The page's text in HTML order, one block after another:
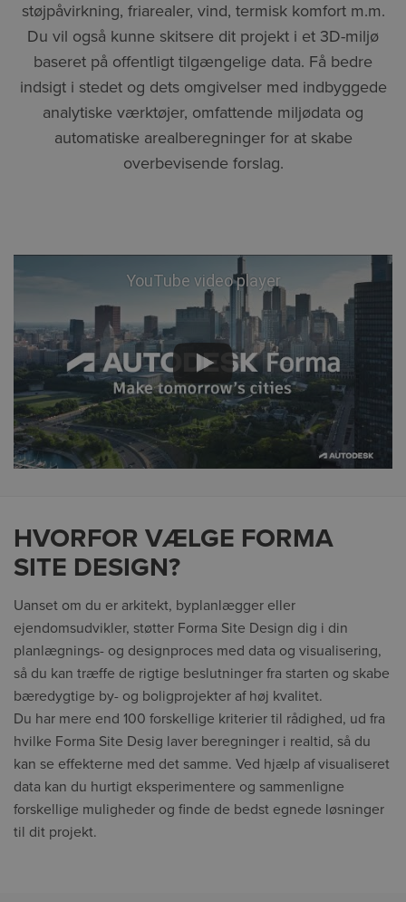
støjpåvirkning, friarealer, vind, termisk komfort m.m.
Du vil også kunne skitsere dit projekt i et 3D-miljø
baseret på offentligt tilgængelige data. Få bedre
indsigt i stedet og dets omgivelser med indbyggede
analytiske værktøjer, omfattende miljødata og
automatiske arealberegninger for at skabe
overbevisende forslag.
YouTube video player
HVORFOR VÆLGE FORMA
SITE DESIGN?
Uanset om du er arkitekt, byplanlægger eller
ejendomsudvikler, støtter Forma Site Design dig i din
planlægnings- og designproces med data og visualisering,
så du kan træffe de rigtige beslutninger fra starten og skabe
bæredygtige by- og boligprojekter af høj kvalitet.
Du har mere end 100 forskellige kriterier til rådighed, ud fra
hvilke Forma Site Desig laver beregninger i realtid, så du
kan se effekterne med det samme. Ved hjælp af visualiseret
data kan du hurtigt eksperimentere og sammenligne
forskellige muligheder og finde de bedst egnede løsninger
til dit projekt.